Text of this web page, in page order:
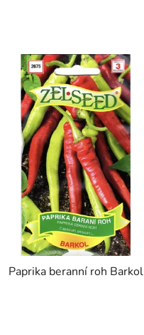
Paprika beranní roh Barkol